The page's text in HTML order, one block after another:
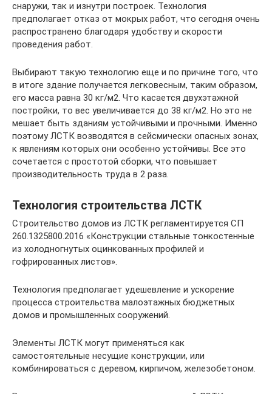
снаружи, так и изнутри построек. Технология
предполагает отказ от мокрых работ, что сегодня очень
распространено благодаря удобству и скорости
проведения работ.
Выбирают такую технологию еще и по причине того, что
в итоге здание получается легковесным, таким образом,
его масса равна 30 кг/м2. Что касается двухэтажной
постройки, то вес увеличивается до 38 кг/м2. Но это не
мешает быть зданиям устойчивыми и прочными. Именно
поэтому ЛСТК возводятся в сейсмически опасных зонах,
к явлениям которых они особенно устойчивы. Все это
сочетается с простотой сборки, что повышает
производительность труда в 2 раза.
Технология строительства ЛСТК
Строительство домов из ЛСТК регламентируется СП
260.1325800.2016 «Конструкции стальные тонкостенные
из холодногнутых оцинкованных профилей и
гофрированных листов».
Технология предполагает удешевление и ускорение
процесса строительства малоэтажных бюджетных
домов и промышленных сооружений.
Элементы ЛСТК могут применяться как
самостоятельные несущие конструкции, или
комбинироваться с деревом, кирпичом, железобетоном.